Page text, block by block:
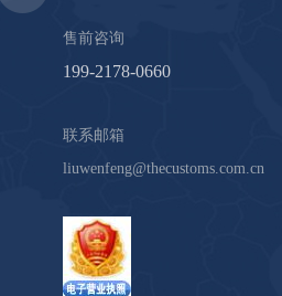
售前咨询
199-2178-0660
联系邮箱
liuwenfeng@thecustoms.com.cn